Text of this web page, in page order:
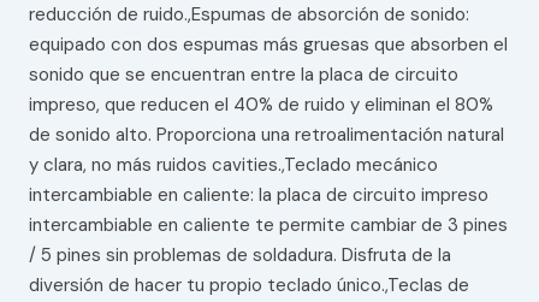
reducción de ruido.,Espumas de absorción de sonido:
equipado con dos espumas más gruesas que absorben el
sonido que se encuentran entre la placa de circuito
impreso, que reducen el 40% de ruido y eliminan el 80%
de sonido alto. Proporciona una retroalimentación natural
y clara, no más ruidos cavities.,Teclado mecánico
intercambiable en caliente: la placa de circuito impreso
intercambiable en caliente te permite cambiar de 3 pines
/ 5 pines sin problemas de soldadura. Disfruta de la
diversión de hacer tu propio teclado único.,Teclas de